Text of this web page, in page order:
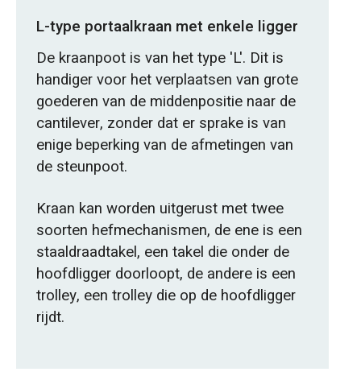
L-type portaalkraan met enkele ligger
De kraanpoot is van het type 'L'. Dit is
handiger voor het verplaatsen van grote
goederen van de middenpositie naar de
cantilever, zonder dat er sprake is van
enige beperking van de afmetingen van
de steunpoot.
Kraan kan worden uitgerust met twee
soorten hefmechanismen, de ene is een
staaldraadtakel, een takel die onder de
hoofdligger doorloopt, de andere is een
trolley, een trolley die op de hoofdligger
rijdt.